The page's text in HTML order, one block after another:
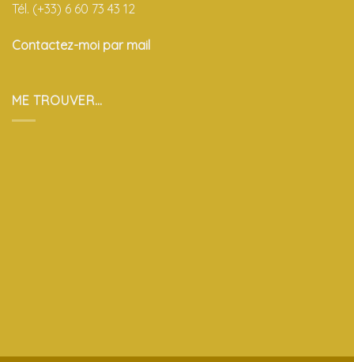
Tél. (+33) 6 60 73 43 12
Contactez-moi par mail
ME TROUVER…